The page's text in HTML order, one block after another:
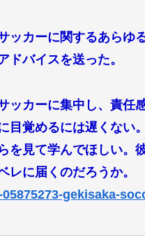
ッカーに関するあらゆ
バイスを送った。
ッカーに集中し、責任
目覚めるには遅くない
を見て学んでほしい。
レに届くのだろうか。
gekisaka-